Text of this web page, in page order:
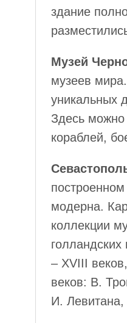
здание
Музей
музеев
уникальных
Здесь можно
кораблей,
модерна.
коллекции
– ХVIII
веков: В.
И.